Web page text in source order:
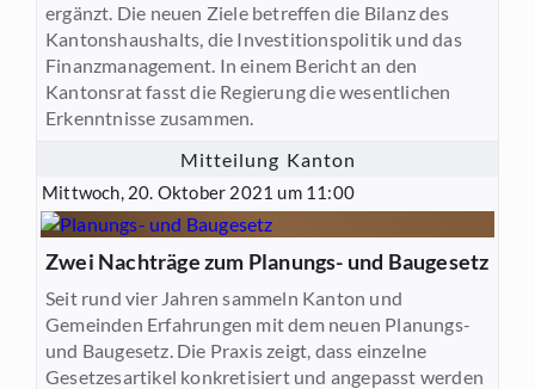
ergänzt. Die neuen Ziele betreffen die Bilanz des
Kantonshaushalts, die Investitionspolitik und das
Finanzmanagement. In einem Bericht an den
Kantonsrat fasst die Regierung die wesentlichen
Erkenntnisse zusammen.
Mitteilung Kanton
Mittwoch, 20. Oktober 2021 um 11:00
Zwei Nachträge zum Planungs- und Baugesetz
Seit rund vier Jahren sammeln Kanton und
Gemeinden Erfahrungen mit dem neuen Planungs-
und Baugesetz. Die Praxis zeigt, dass einzelne
Gesetzesartikel konkretisiert und angepasst werden